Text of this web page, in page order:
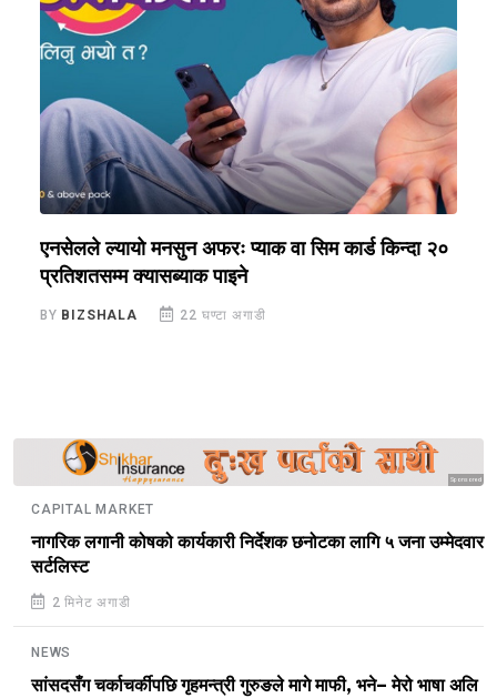
एनसेलले ल्यायो मनसुन अफरः प्याक वा सिम कार्ड किन्दा २०
प्रतिशतसम्म क्यासब्याक पाइने
BY BIZSHALA 22 घण्टा अगाडी
Sponsored
CAPITAL MARKET
नागरिक लगानी कोषको कार्यकारी निर्देशक छनोटका लागि ५ जना उम्मेदवार
सर्टलिस्ट
2 मिनेट अगाडी
NEWS
सांसदसँग चर्काचर्कीपछि गृहमन्त्री गुरुङले मागे माफी, भने– मेरो भाषा अलि